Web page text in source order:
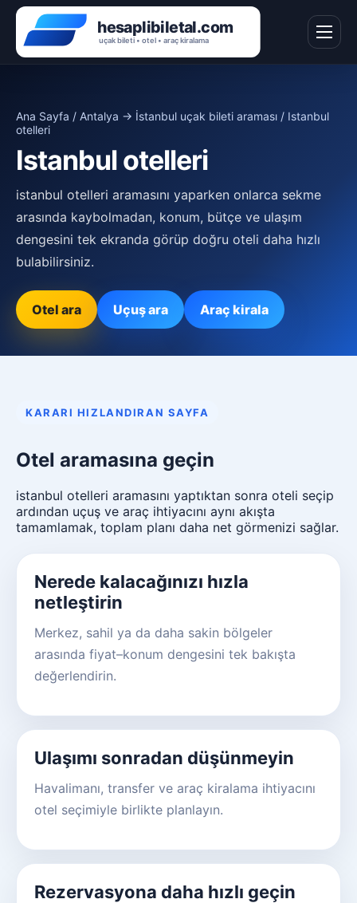
Ana Sayfa / Antalya → İstanbul uçak bileti araması / Istanbul
otelleri
Istanbul otelleri
istanbul otelleri aramasını yaparken onlarca sekme
arasında kaybolmadan, konum, bütçe ve ulaşım
dengesini tek ekranda görüp doğru oteli daha hızlı
bulabilirsiniz.
Otel ara Uçuş ara Araç kirala
KARARI HIZLANDIRAN SAYFA
Otel aramasına geçin
istanbul otelleri aramasını yaptıktan sonra oteli seçip
ardından uçuş ve araç ihtiyacını aynı akışta
tamamlamak, toplam planı daha net görmenizi sağlar.
Nerede kalacağınızı hızla
netleştirin
Merkez, sahil ya da daha sakin bölgeler
arasında fiyat–konum dengesini tek bakışta
değerlendirin.
Ulaşımı sonradan düşünmeyin
Havalimanı, transfer ve araç kiralama ihtiyacını
otel seçimiyle birlikte planlayın.
Rezervasyona daha hızlı geçin